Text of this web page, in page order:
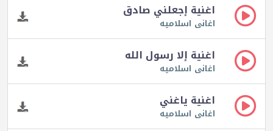
اغنية إجعلني صادق
اغانى اسلاميه
اغنية إلا رسول الله
اغانى اسلاميه
اغنية ياغني
اغانى اسلاميه